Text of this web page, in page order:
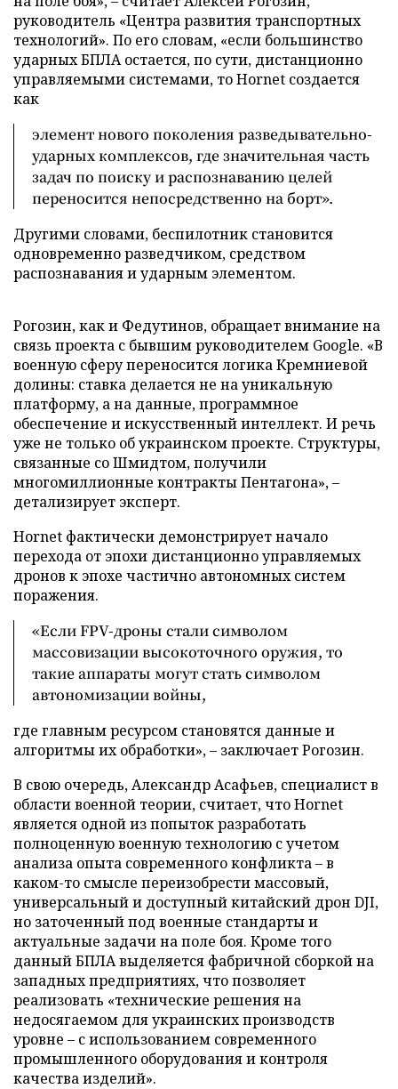
руководитель «Центра развития транспортных
технологий». По его словам, «если большинство
ударных БПЛА остается, по сути, дистанционно
управляемыми системами, то Hornet создается
как
элемент нового поколения разведывательно-
ударных комплексов, где значительная часть
задач по поиску и распознаванию целей
переносится непосредственно на борт».
Другими словами, беспилотник становится
одновременно разведчиком, средством
распознавания и ударным элементом.
Рогозин, как и Федутинов, обращает внимание на
связь проекта с бывшим руководителем Google. «В
военную сферу переносится логика Кремниевой
долины: ставка делается не на уникальную
платформу, а на данные, программное
обеспечение и искусственный интеллект. И речь
уже не только об украинском проекте. Структуры,
связанные со Шмидтом, получили
многомиллионные контракты Пентагона», –
детализирует эксперт.
Hornet фактически демонстрирует начало
перехода от эпохи дистанционно управляемых
дронов к эпохе частично автономных систем
поражения.
«Если FPV-дроны стали символом
массовизации высокоточного оружия, то
такие аппараты могут стать символом
автономизации войны,
где главным ресурсом становятся данные и
алгоритмы их обработки», – заключает Рогозин.
В свою очередь, Александр Асафьев, специалист в
области военной теории, считает, что Hornet
является одной из попыток разработать
полноценную военную технологию с учетом
анализа опыта современного конфликта – в
каком-то смысле переизобрести массовый,
универсальный и доступный китайский дрон DJI,
но заточенный под военные стандарты и
актуальные задачи на поле боя. Кроме того
данный БПЛА выделяется фабричной сборкой на
западных предприятиях, что позволяет
реализовать «технические решения на
недосягаемом для украинских производств
уровне – с использованием современного
промышленного оборудования и контроля
качества изделий».